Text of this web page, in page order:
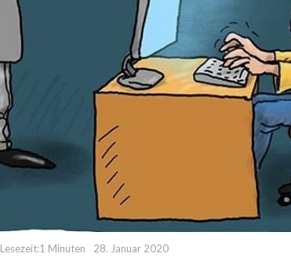
Lesezeit:1 Minuten 28. Januar 2020